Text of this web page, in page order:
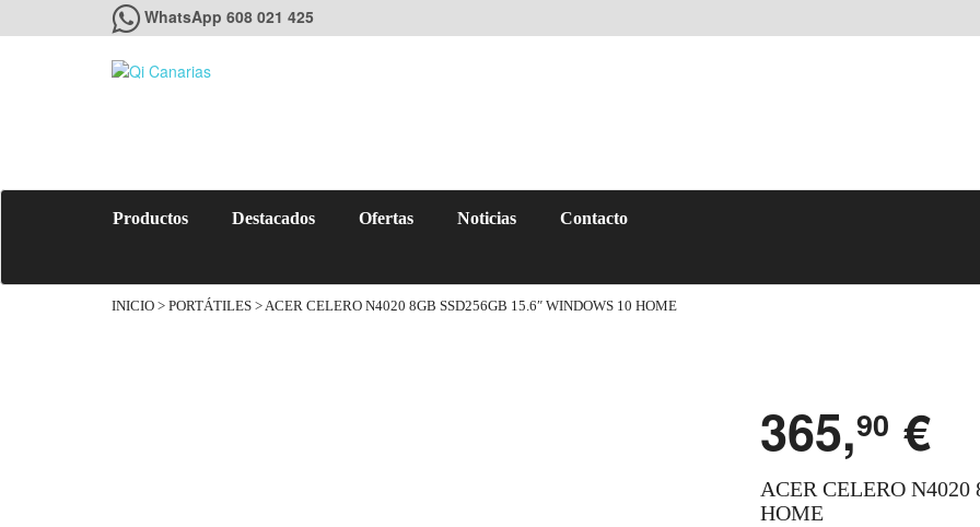
WhatsApp 608 021 425
Productos Destacados Ofertas Noticias Contacto
INICIO > PORTÁTILES > ACER CELERO N4020 8GB SSD256GB 15.6″ WINDOWS 10 HOME
365,90 €
ACER CELERO N4020
HOME